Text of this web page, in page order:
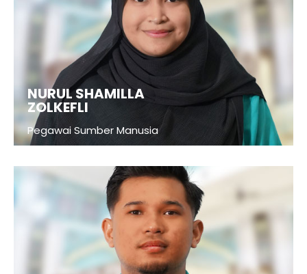
NURUL SHAMILLA
ZOLKEFLI
Pegawai Sumber Manusia